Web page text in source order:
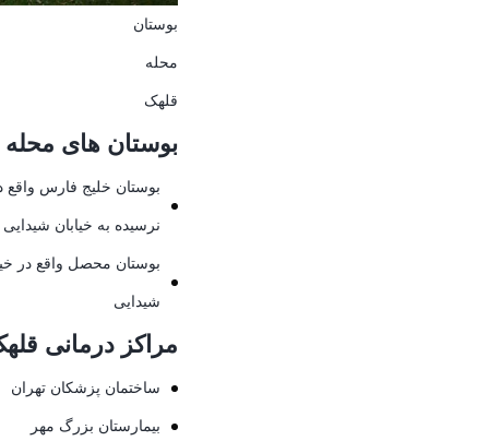
بوستان
محله
قلهک
بوستان های
بوستان خلیج فارس واقع
نرسیده به خیابان شیدایی
بوستان محصل واقع در
شیدایی
مراکز درمانی
ساختمان پزشکان تهران
بیمارستان بزرگ مهر